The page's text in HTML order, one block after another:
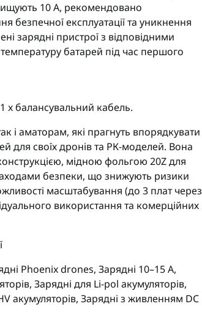
10 А, рекомендовано
безпечної експлуатації та уникнення
зарядні пристрої з відповідними
батарей під час першого
x балансувальний кабель.
і аматорам, які прагнуть впорядкувати
для своїх дронів та РК-моделей. Вона
мідною фольгою 20Z для
безпеки, що знижують ризики
масштабування (до 3 плат через
використання та комерційних
Phoenix drones, Зарядні 10–15 А,
, Зарядні для Li-pol акумуляторів,
акумуляторів, Зарядні з живленням DC